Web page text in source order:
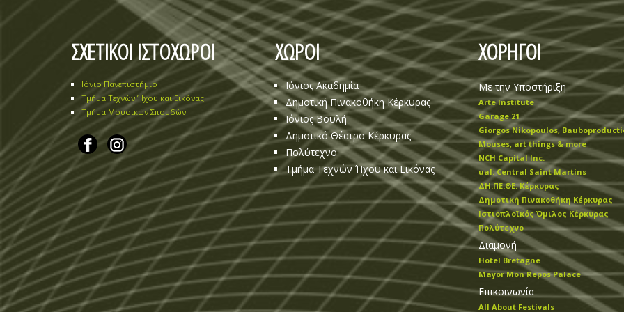
ΣΧΕΤΙΚΟΙ ΙΣΤΟΧΩΡΟΙ
Ιόνιο Πανεπιστήμιο
Τμήμα Τεχνών Ήχου και Εικόνας
Τμήμα Μουσικών Σπουδών
ΧΩΡΟΙ
Ιόνιος Ακαδημία
Δημοτική Πινακοθήκη Κέρκυρας
Ιόνιος Βουλή
Δημοτικό Θέατρο Κέρκυρας
Πολύτεχνο
Τμήμα Τεχνών Ήχου και Εικόνας
ΧΟΡΗΓΟΙ
Με την Υποστήριξη
Arte Institute
Garage 21
Giorgos Nikopoulos,
Mouses, art things & more
NCH Capital Inc.
ual: Central Saint Martins
ΔΗ.ΠΕ.ΘΕ. Κέρκυρας
Δημοτική Πινακοθήκη Κέρκυρας
Ιστιοπλοϊκός Όμιλος Κέρκυρας
Πολύτεχνο
Διαμονή
Hotel Bretagne
Mayor Mon Repos Palace
Επικοινωνία
All About Festivals